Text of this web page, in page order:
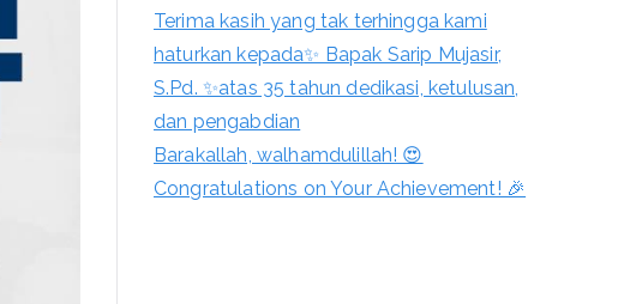
Terima kasih yang tak terhingga kami
haturkan kepada✨ Bapak Sarip Mujasir,
S.Pd. ✨atas 35 tahun dedikasi, ketulusan,
dan pengabdian
Barakallah, walhamdulillah! 😍
Congratulations on Your Achievement! 🎉